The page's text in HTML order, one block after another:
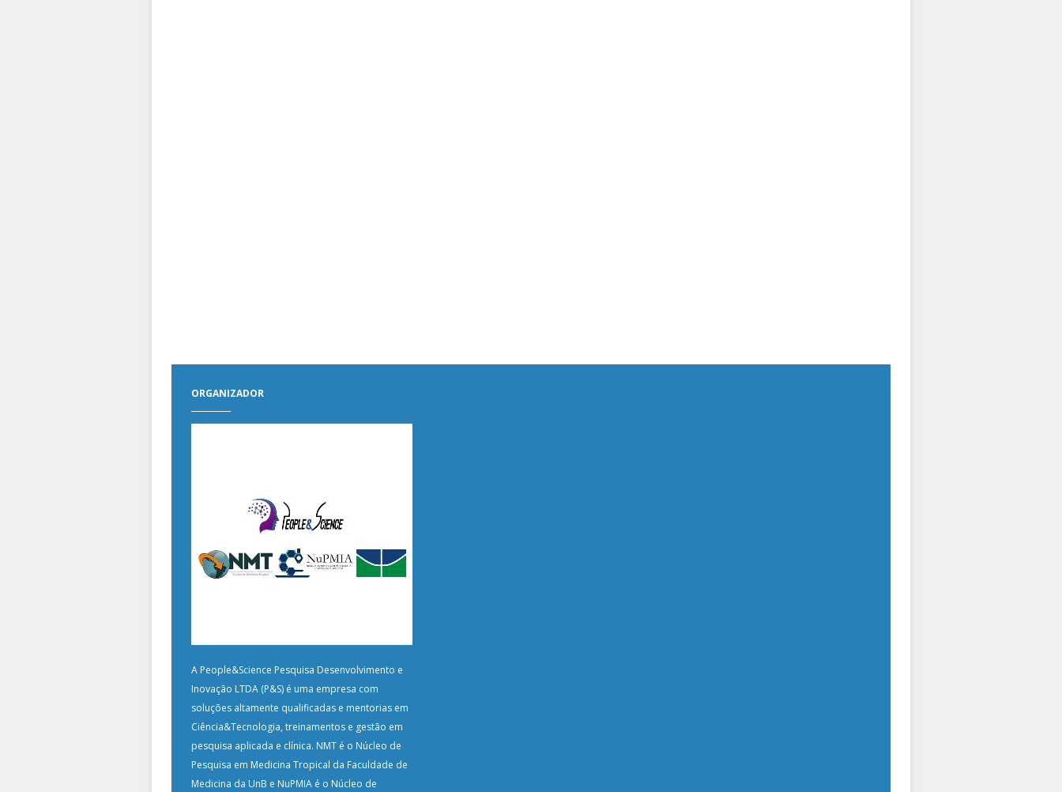
ORGANIZADOR
A People&Science Pesquisa Desenvolvimento e
Inovação LTDA (P&S) é uma empresa com
soluções altamente qualificadas e mentorias em
Ciência&Tecnologia, treinamentos e gestão em
pesquisa aplicada e clínica. NMT é o Núcleo de
Pesquisa em Medicina Tropical da Faculdade de
Medicina da UnB e NuPMIA é o Núcleo de